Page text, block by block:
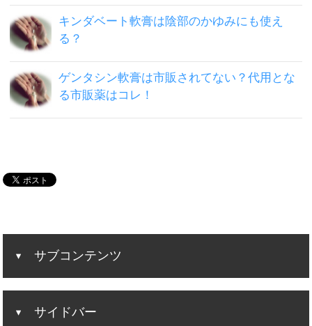
キンダベート軟膏は陰部のかゆみにも使え
る？
ゲンタシン軟膏は市販されてない？代用とな
る市販薬はコレ！
サブコンテンツ
サイドバー